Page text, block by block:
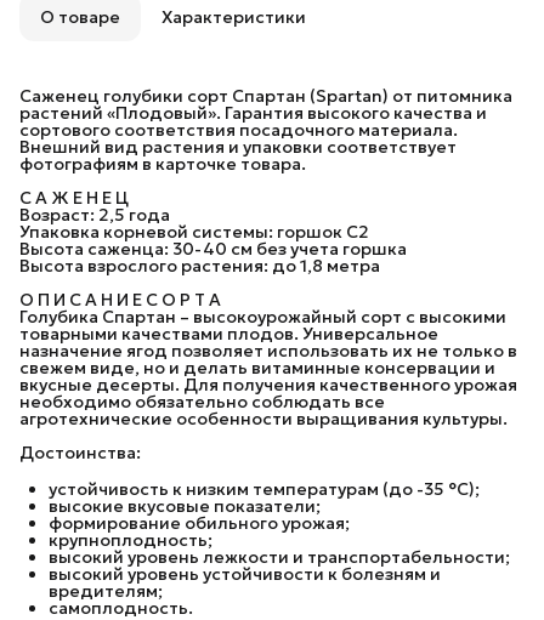
О товаре Характеристики
Саженец голубики сорт Спартан (Spartan) от питомника
растений «Плодовый». Гарантия высокого качества и
сортового соответствия посадочного материала.
Внешний вид растения и упаковки соответствует
фотографиям в карточке товара.
С А Ж Е Н Е Ц
Возраст: 2,5 года
Упаковка корневой системы: горшок C2
Высота саженца: 30-40 см без учета горшка
Высота взрослого растения: до 1,8 метра
О П И С А Н И Е С О Р Т А
Голубика Спартан – высокоурожайный сорт с высокими
товарными качествами плодов. Универсальное
назначение ягод позволяет использовать их не только в
свежем виде, но и делать витаминные консервации и
вкусные десерты. Для получения качественного урожая
необходимо обязательно соблюдать все
агротехнические особенности выращивания культуры.
Достоинства:
устойчивость к низким температурам (до -35 °С);
высокие вкусовые показатели;
формирование обильного урожая;
крупноплодность;
высокий уровень лежкости и транспортабельности;
высокий уровень устойчивости к болезням и
вредителям;
самоплодность.